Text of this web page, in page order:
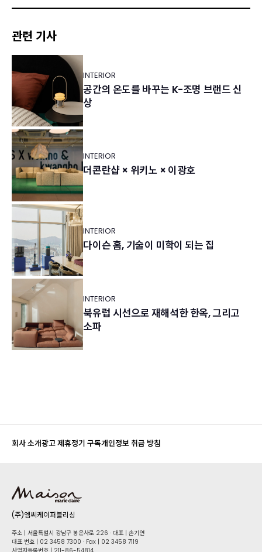
관련 기사
INTERIOR
공간의 온도를 바꾸는 K-조명 브랜드 신
상
INTERIOR
더콘란샵 × 위키노 × 이광호
INTERIOR
다이슨 홈, 기술이 미학이 되는 집
INTERIOR
북유럽 시선으로 재해석한 한옥, 그리고
소파
회사 소개광고 제휴정기 구독개인정보 취급 방침
(주)엠씨케이퍼블리싱
주소 | 서울특별시 강남구 봉은사로 226 · 대표 | 손기연
대표 번호 | 02 34​58 7300 · Fax | 02 34​58 7119